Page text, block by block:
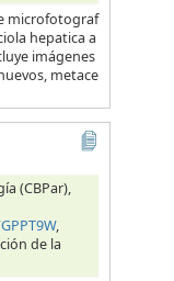
microfotograf
hepatica a
imágenes
metace
(CBPar),
,
de la